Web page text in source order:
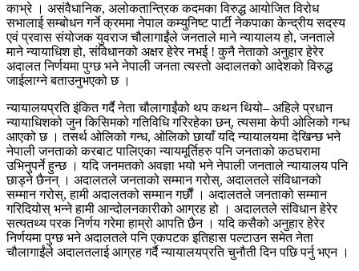
काभ्रे । असंवैधानिक, अलोकतान्त्रिक कदमका विरुद्ध आयोजित विरोध
सभालाई सम्बोधन गर्ने क्रममा नेपाल कम्युनिष्ट पार्टी नेकपाका केन्द्रीय सदस्य
एवं प्रवास संयोजक युवराज चौलागाईंले जनताले माने न्यायालय हो, जनताले
माने न्यायाधिश हो, संविधानको अक्षर हेरेर नभई ! कुनै नेताको अनुहार हेरेर
अदालत निर्णयमा पुग्छ भने नेपाली जनता त्यस्तो अदालतको आदेशको विरुद्ध
जाईलाग्ने बताउनुभएको छ ।
न्यायालयप्रति इंकित गर्दै नेता चौलागाईंको थप कथन थियो– अहिले प्रधान
न्यायाधिशको जुन किसिमको गतिविधि गरिरहेका छन्, त्यसमा केपी ओलिको गन्ध
आएको छ । तसर्थ ओलिको गन्ध, ओलिको छायाँ यदि न्यायालयमा देखिन्छ भने
नेपाली जनताको करबाट पालिएका न्यायमूर्तिहरु पनि जनताको कठघरामा
उभिनुपर्ने हुन्छ । यदि जनमतको अवज्ञा भयो भने नेपाली जनताले न्यायालय पनि
छाड्ने छैनन् । अदालतले जनताको सम्मान गरोस्, अदालतले संविधानको
सम्मान गरोस्, हामी अदालतको सम्मान गर्छाैं । अदालतले जनताको सम्मान
गरिदियोस् भन्ने हामी आन्दोलनकारीको आग्रह हो । अदालतले संविधान हेरेर
सत्यतथ्य परक निर्णय गरेमा हाम्रो आपति छैन । यदि कसैको अनुहार हेरेर
निर्णयमा पुग्छ भने अदालतले पनि एकपटक इतिहास पल्टाउन समेत नेता
चौलागाईंले अदालतलाई आग्रह गर्दै न्यायालयप्रति चुनौती दिन पछि पर्नु भएन ।